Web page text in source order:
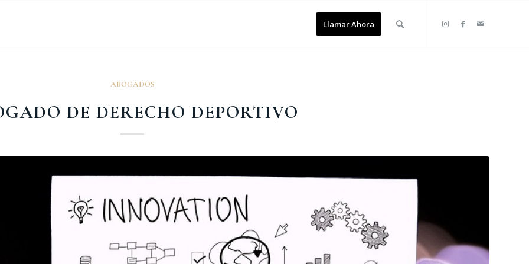
Llamar Ahora
ABOGADOS
DE DERECHO DEPORTIVO